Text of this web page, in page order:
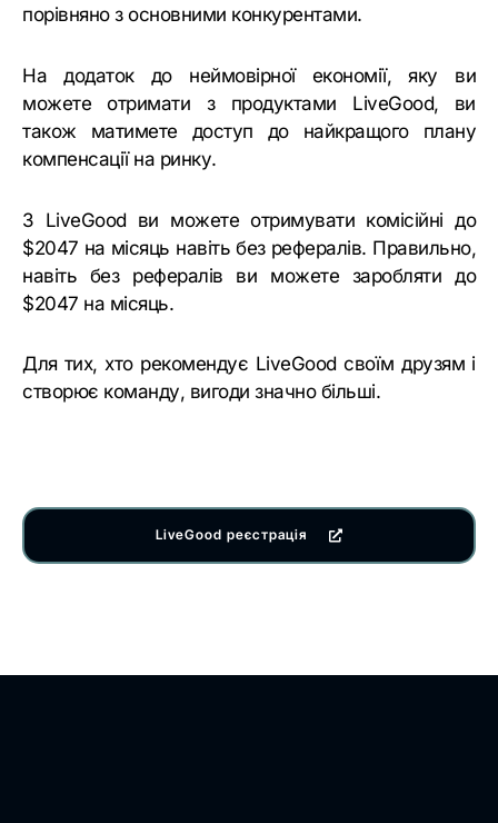
порівняно з основними конкурентами.
На додаток до неймовірної економії, яку ви
можете отримати з продуктами LiveGood, ви
також матимете доступ до найкращого плану
компенсації на ринку.
З LiveGood ви можете отримувати комісійні до
$2047 на місяць навіть без рефералів. Правильно,
навіть без рефералів ви можете заробляти до
$2047 на місяць.
Для тих, хто рекомендує LiveGood своїм друзям і
створює команду, вигоди значно більші.
LiveGood реєстрація